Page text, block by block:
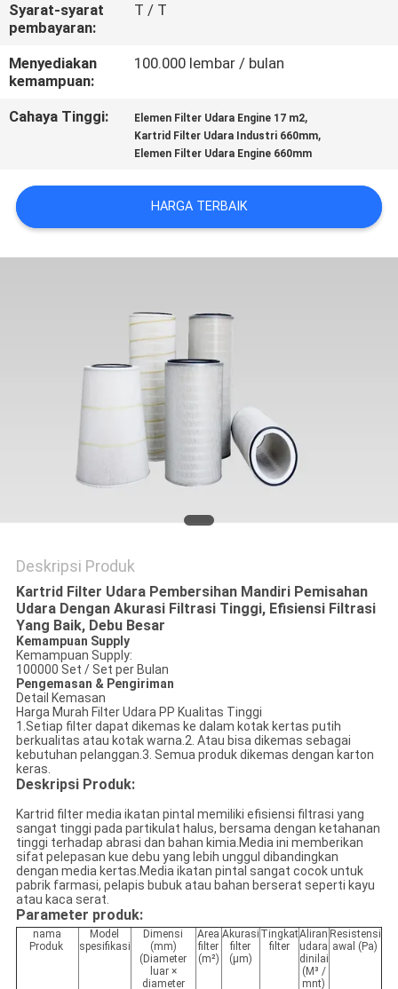
SITEMAP
PRIVACY
POLICY
Syarat-syarat
pembayaran:
T / T
Menyediakan
kemampuan:
100.000 lembar / bulan
Cahaya Tinggi: Elemen Filter Udara Engine 17 m2,
Kartrid Filter Udara Industri 660mm,
Elemen Filter Udara Engine 660mm
HARGA TERBAIK
Deskripsi Produk
Kartrid Filter Udara Pembersihan Mandiri Pemisahan
Udara Dengan Akurasi Filtrasi Tinggi, Efisiensi Filtrasi
Yang Baik, Debu Besar
Kemampuan Supply
Kemampuan Supply:
100000 Set / Set per Bulan
Pengemasan & Pengiriman
Detail Kemasan
Harga Murah Filter Udara PP Kualitas Tinggi
1.Setiap filter dapat dikemas ke dalam kotak kertas putih
berkualitas atau kotak warna.2. Atau bisa dikemas sebagai
kebutuhan pelanggan.3. Semua produk dikemas dengan karton
keras.
Deskripsi Produk:
Kartrid filter media ikatan pintal memiliki efisiensi filtrasi yang
sangat tinggi pada partikulat halus, bersama dengan ketahanan
tinggi terhadap abrasi dan bahan kimia.Media ini memberikan
sifat pelepasan kue debu yang lebih unggul dibandingkan
dengan media kertas.Media ikatan pintal sangat cocok untuk
pabrik farmasi, pelapis bubuk atau bahan berserat seperti kayu
atau kaca serat.
Parameter produk:
nama
Produk
Model
spesifikasi
Dimensi
(mm)
(Diameter
luar ×
diameter
Area
filter
(m²)
Akurasi
filter
(μm)
Tingkat
filter
Aliran
udara
dinilai
(M³ /
mnt)
Resistensi
awal (Pa)